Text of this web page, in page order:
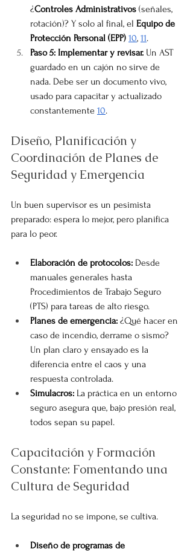
¿Controles Administrativos (señales,
rotación)? Y solo al final, el Equipo de
Protección Personal (EPP) 10, 11.
Paso 5: Implementar y revisar. Un AST
guardado en un cajón no sirve de
nada. Debe ser un documento vivo,
usado para capacitar y actualizado
constantemente 10.
Diseño, Planificación y
Coordinación de Planes de
Seguridad y Emergencia
Un buen supervisor es un pesimista
preparado: espera lo mejor, pero planifica
para lo peor.
Elaboración de protocolos: Desde
manuales generales hasta
Procedimientos de Trabajo Seguro
(PTS) para tareas de alto riesgo.
Planes de emergencia: ¿Qué hacer en
caso de incendio, derrame o sismo?
Un plan claro y ensayado es la
diferencia entre el caos y una
respuesta controlada.
Simulacros: La práctica en un entorno
seguro asegura que, bajo presión real,
todos sepan su papel.
Capacitación y Formación
Constante: Fomentando una
Cultura de Seguridad
La seguridad no se impone, se cultiva.
Diseño de programas de